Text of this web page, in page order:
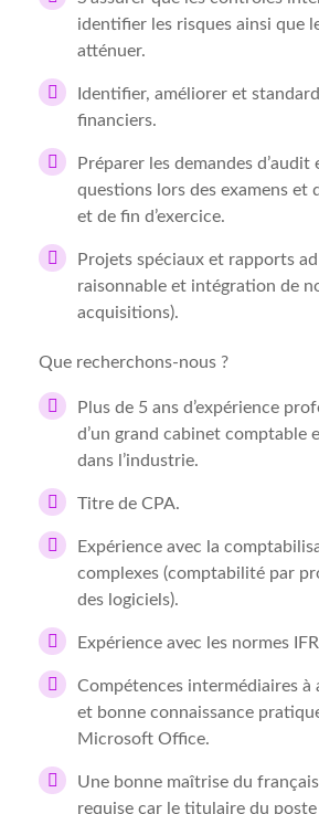
identifier les risques ainsi que
atténuer.
Identifier, améliorer et
financiers.
Préparer les demandes
questions lors des examens et
et de fin d’exercice.
Projets spéciaux et rapports
raisonnable et intégration de
acquisitions).
Que recherchons-nous ?
Plus de 5 ans d’expérience
d’un grand cabinet comptable
dans l’industrie.
Titre de CPA.
Expérience avec la
complexes (comptabilité par
des logiciels).
Expérience avec les normes
Compétences intermédiaires à
et bonne connaissance
Microsoft Office.
Une bonne maîtrise du
requise car le titulaire du poste